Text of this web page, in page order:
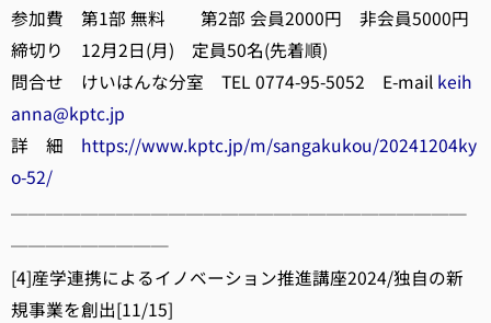
参加費 第1部 無料 第2部 会員2000円 非会員5000円
締切り 12月2日(月) 定員50名(先着順)
問合せ けいはんな分室 TEL 0774-95-5052 E-mail keih
anna@kptc.jp
詳 細 https://www.kptc.jp/m/sangakukou/20241204ky
o-52/
──────────────────────────
─────────
[4]産学連携によるイノベーション推進講座2024/独自の新
規事業を創出[11/15]